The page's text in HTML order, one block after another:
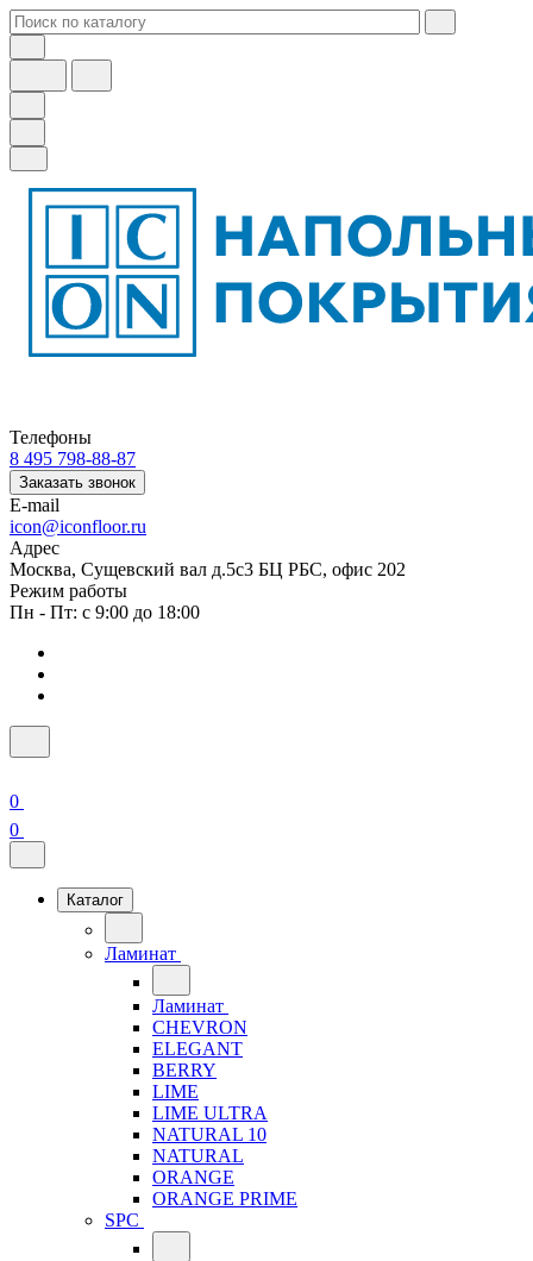
Телефоны
8 495 798-88-87
Заказать звонок
E-mail
icon@iconfloor.ru
Адрес
Москва, Сущевский вал д.5с3 БЦ РБС, офис 202
Режим работы
Пн - Пт: с 9:00 до 18:00
0
0
Каталог
Ламинат
Ламинат
CHEVRON
ELEGANT
BERRY
LIME
LIME ULTRA
NATURAL 10
NATURAL
ORANGE
ORANGE PRIME
SPC